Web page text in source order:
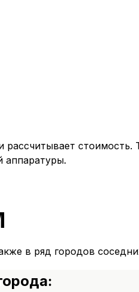
рассчитывает стоимость.
аппаратуры.
в ряд городов